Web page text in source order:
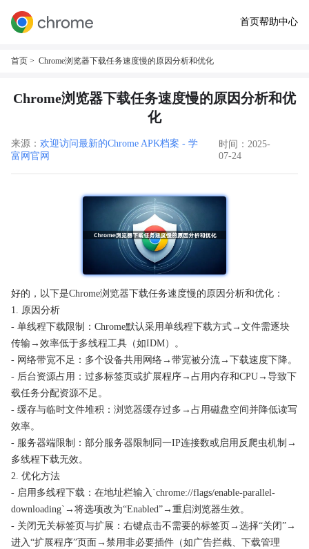
首页帮助中心
首页 > Chrome浏览器下载任务速度慢的原因分析和优化
Chrome浏览器下载任务速度慢的原因分析和优
化
来源： 欢迎访问最新的Chrome APK档案 - 学
富网官网
时间：2025-
07-24
好的，以下是Chrome浏览器下载任务速度慢的原因分析和优化：
1. 原因分析
- 单线程下载限制：Chrome默认采用单线程下载方式→文件需逐块
传输→效率低于多线程工具（如IDM）。
- 网络带宽不足：多个设备共用网络→带宽被分流→下载速度下降。
- 后台资源占用：过多标签页或扩展程序→占用内存和CPU→导致下
载任务分配资源不足。
- 缓存与临时文件堆积：浏览器缓存过多→占用磁盘空间并降低读写
效率。
- 服务器端限制：部分服务器限制同一IP连接数或启用反爬虫机制→
多线程下载无效。
2. 优化方法
- 启用多线程下载：在地址栏输入`chrome://flags/enable-parallel-
downloading`→将选项改为“Enabled”→重启浏览器生效。
- 关闭无关标签页与扩展：右键点击不需要的标签页→选择“关闭”→
进入“扩展程序”页面→禁用非必要插件（如广告拦截、下载管理